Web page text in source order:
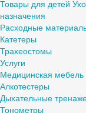
Товары для детей
назначения
Расходные
Катетеры
Трахеостомы
Услуги
Медицинская мебель
Алкотестеры
Дыхательные
Тонометры